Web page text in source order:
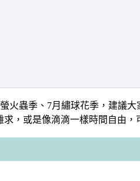
火蟲季、7月繡球花季，建議
，或是像滴滴一樣時間自由，